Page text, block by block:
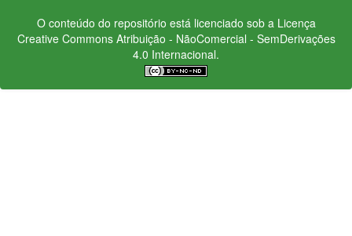
O conteúdo do repositório está licenciado sob a Licença
Creative CommonsAtribuição - NãoComercial - SemDerivações
4.0 Internacional.